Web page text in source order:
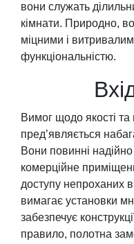
вони служать
кімнати. Природно,
міцними і
функціональністю.
Вимог щодо якості та
пред’являється
Вони повинні
комерційне
доступу непроханих
вимагає установки
забезпечує
правило, полотна